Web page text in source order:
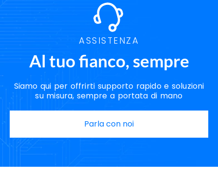
Soluzioni Disaster Recovery Benevento
Soluzioni Housing Benevento
Soluzioni Server Benevento
Strategie Disaster Recovery Benevento
ASSISTENZA
Al tuo fianco, sempre
Siamo qui per offrirti supporto rapido e soluzioni
su misura, sempre a portata di mano
Parla con noi